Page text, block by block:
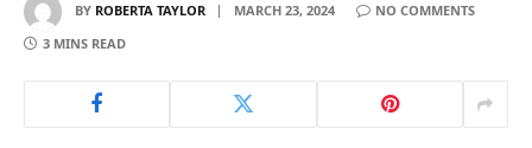
BY ROBERTA TAYLOR MARCH 23, 2024
NO COMMENTS
3 MINS READ